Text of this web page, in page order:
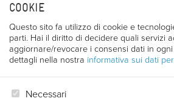
COOKIE
Questo sito fa utilizzo di cookie e
parti. Hai il diritto di decidere quali servizi
aggiornare/revocare i consensi dati in
dettagli nella nostra informativa sui dati
Necessari
moderne con una tesi sulla storia
specializza in tecniche moderne
é assistente alla regia presso
Parigi. Regista televisivo dal 1983,
soci fondatori e il responsabile
di Trieste. Ha scritto, diretto e
tipo artistico, storico,